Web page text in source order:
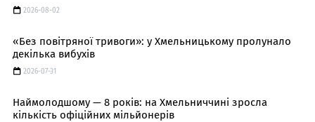
2026-08-02
«Без повітряної тривоги»: у Хмельницькому пролунало
декілька вибухів
2026-07-31
Наймолодшому — 8 років: на Хмельниччині зросла
кількість офіційних мільйонерів